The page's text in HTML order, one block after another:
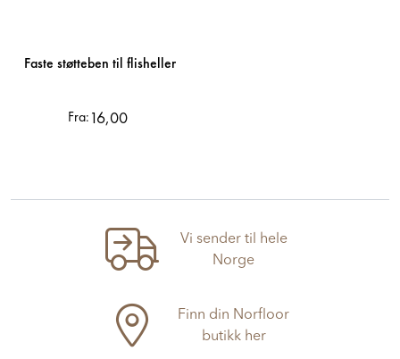
Faste støtteben til flisheller
Fra:16,00
Vi sender til hele
Norge
Finn din Norfloor
butikk her